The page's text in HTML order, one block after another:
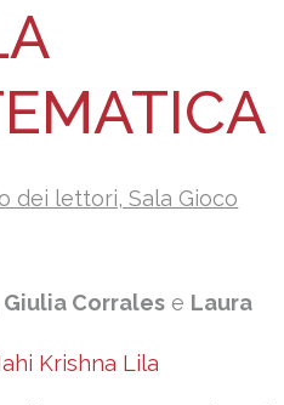
dei lettori, Sala Gioco
Giulia Corrales e Laura
Krishna Lila